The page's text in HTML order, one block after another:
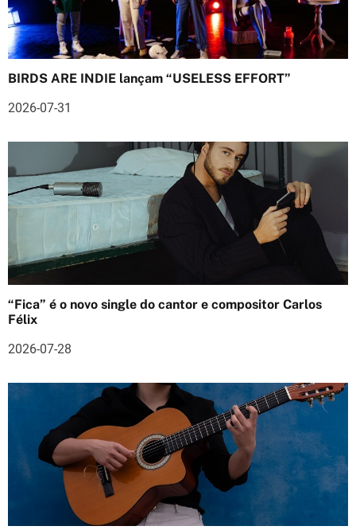
o
d
t
i
g
o
s
BIRDS ARE INDIE lançam “USELESS EFFORT”
2026-07-31
“Fica” é o novo single do cantor e compositor Carlos
Félix
2026-07-28